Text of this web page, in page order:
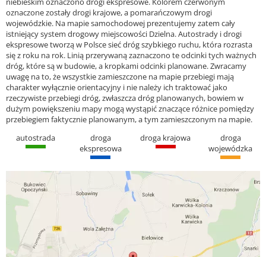
oznaczone zostały drogi krajowe, a pomarańczowym drogi
wojewódzkie. Na mapie samochodowej prezentujemy zatem cały
istniejący system drogowy miejscowości Dzielna. Autostrady i drogi
ekspresowe tworzą w Polsce sieć dróg szybkiego ruchu, która rozrasta
się z roku na rok. Linią przerywaną zaznaczono te odcinki tych ważnych
dróg, które są w budowie, a kropkami odcinki planowane. Zwracamy
uwagę na to, że wszystkie zamieszczone na mapie przebiegi mają
charakter wyłącznie orientacyjny i nie należy ich traktować jako
rzeczywiste przebiegi dróg, zwłaszcza dróg planowanych, bowiem w
dużym powiększeniu mapy mogą wystąpić znaczące różnice pomiędzy
przebiegiem faktycznie planowanym, a tym zamieszczonym na mapie.
autostrada
droga
ekspresowa
droga krajowa
droga
wojewódzka